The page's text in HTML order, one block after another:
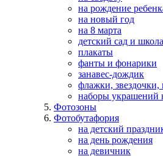
на рождение
на новый год
на 8 марта
детский сад и школа
плакаты
фанты и фонарики
занавес-дождик
флажки,
наборы украшений
Фотозоны
Фотобутафория
на детский
на день рождения
на девичник